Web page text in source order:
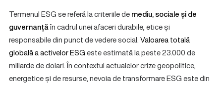
Termenul ESG se referă la criteriile demediu, sociale și de
guvernanțăîn cadrul unei afaceri durabile, etice și
responsabile din punct de vedere social.Valoarea totală
globală a activelor ESGeste estimată la peste 23.000 de
miliarde de dolari. În contextul actualelor crize geopolitice,
energetice și de resurse, nevoia de transformare ESG este din